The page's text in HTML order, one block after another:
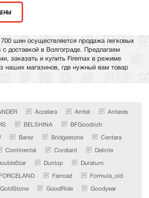
700 шин осуществляется продажа легковых
доставкой в Волгограде. Предлагаем
заказать и купить Firemax в режиме
наших магазинов, где нужный вам товар
Accelera Amtel Antares
BELSHINA BFGoodrich
Barez Bridgestone Centara
Continental Cordiant Delinte
Dunlop Duraturn
FORCELAND Farroad Formula_old
GoldStone GoodRide Goodyear